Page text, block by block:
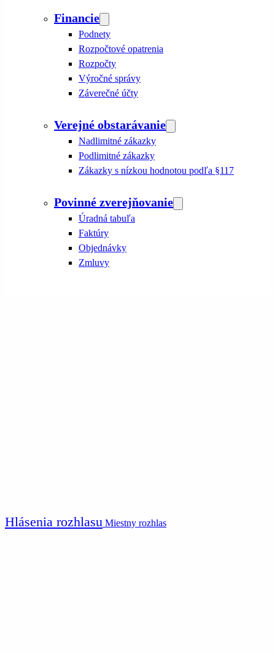
Financie
Podnety
Rozpočtové opatrenia
Rozpočty
Výročné správy
Záverečné účty
Verejné obstarávanie
Nadlimitné zákazky
Podlimitné zákazky
Zákazky s nízkou hodnotou podľa §117
Povinné zverejňovanie
Úradná tabuľa
Faktúry
Objednávky
Zmluvy
Hlásenia rozhlasu Miestny rozhlas